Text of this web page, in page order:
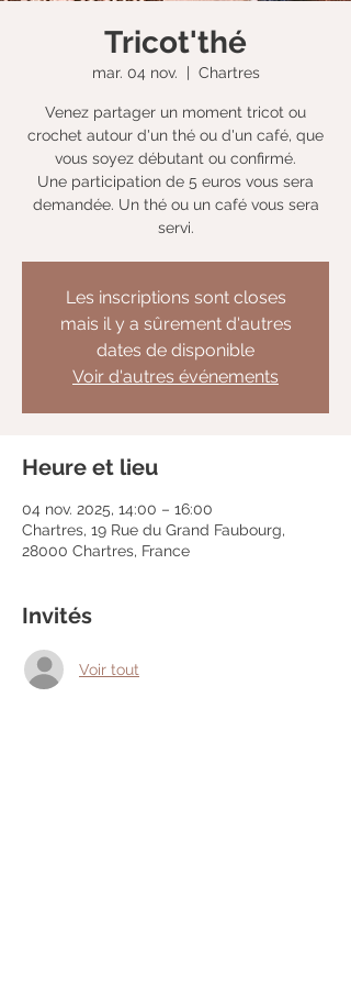
Tricot'thé
mar. 04 nov.
  |
Chartres
Venez partager un moment tricot ou
crochet autour d'un thé ou d'un café, que
vous soyez débutant ou confirmé.
Une participation de 5 euros vous sera
demandée. Un thé ou un café vous sera
servi.
Les inscriptions sont closes
mais il y a sûrement d'autres
dates de disponible
Voir d'autres événements
Heure et lieu
04 nov. 2025, 14:00 – 16:00
Chartres, 19 Rue du Grand Faubourg,
28000 Chartres, France
Invités
Voir tout